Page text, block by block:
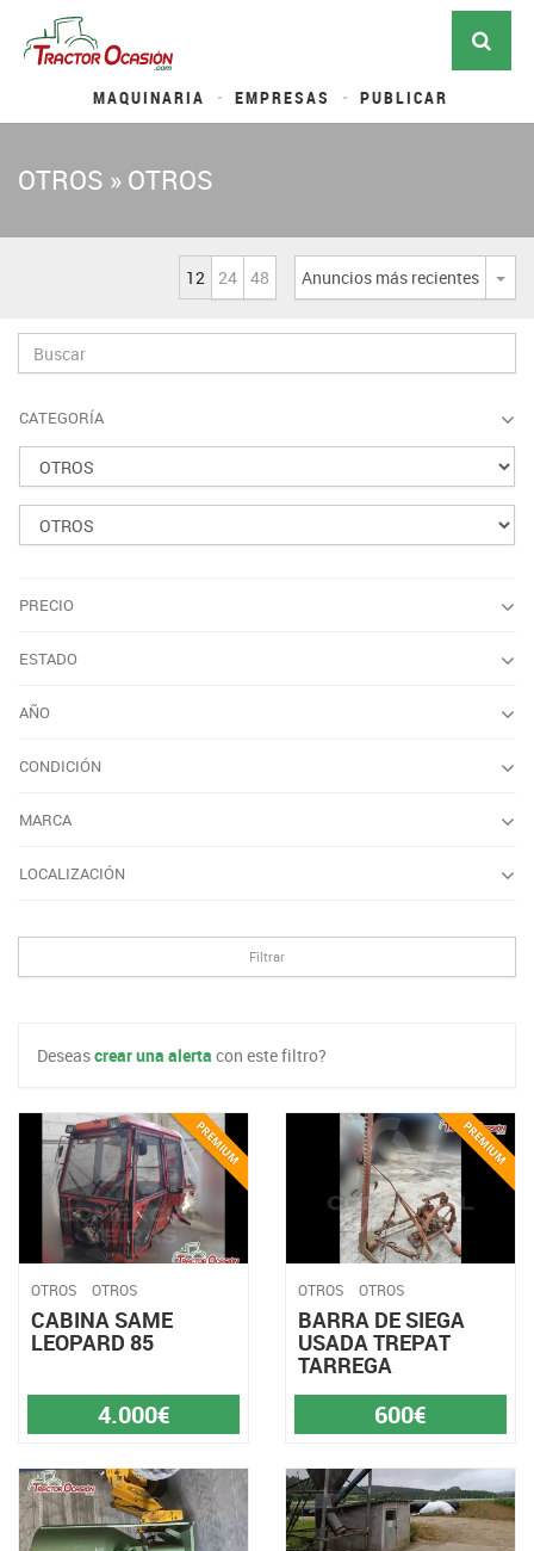
MAQUINARIA EMPRESAS PUBLICAR
OTROS » OTROS
Anuncios más recientes
12 24 48
CATEGORÍA
PRECIO
ESTADO
AÑO
CONDICIÓN
MARCA
LOCALIZACIÓN
Filtrar
Deseascrear una alerta con este filtro?
OTROS OTROS
CABINA SAME
LEOPARD 85
4.000€
OTROS OTROS
BARRA DE SIEGA
USADA TREPAT
TARREGA
600€